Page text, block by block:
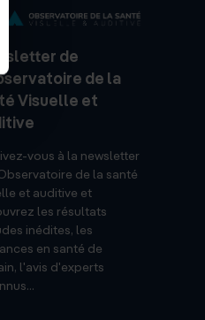
de
de la
Visuelle et
vous à la newsletter
de la santé
et auditive et
les résultats
inédites, les
en santé de
l'avis d'experts